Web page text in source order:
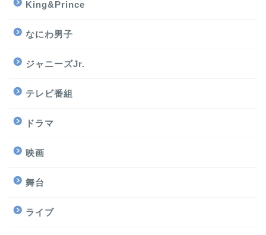
King&Prince
なにわ男子
ジャニーズJr.
テレビ番組
ドラマ
映画
舞台
ライブ